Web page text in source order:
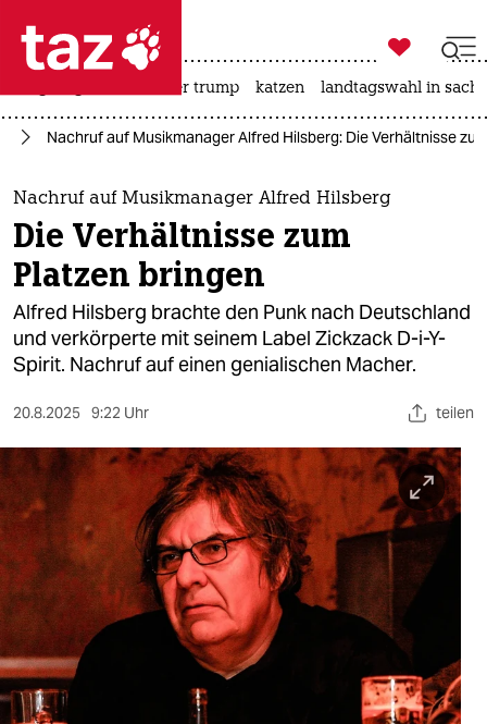
 taz zahl ich
taz zahl ich
themen
politik
öko
gesellschaft
sport
berlin
nord
wahrheit
verlag
verlag

taz zahl ich
usa unter trump katzen landtagswahl in
Nachruf auf Musikmanager Alfred Hilsberg: Die Verhältnisse
Nachruf auf Musikmanager Alfred Hilsberg
Die Verhältnisse zum
Platzen bringen
Alfred Hilsberg brachte den Punk nach Deutschland
und verkörperte mit seinem Label Zickzack D-i-Y-
Spirit. Nachruf auf einen genialischen Macher.
20.8.2025 9:22 Uhr teilen